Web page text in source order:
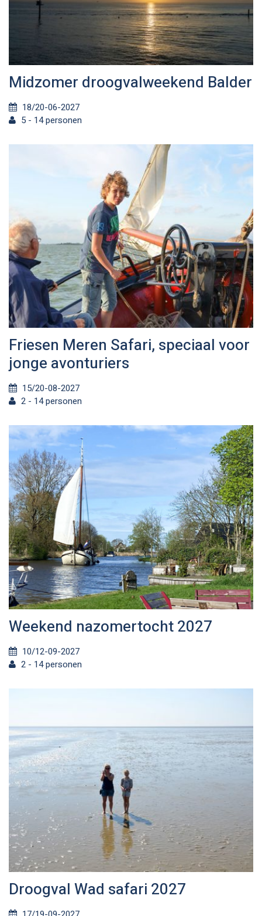
Midzomer droogvalweekend Balder
18/20-06-2027
5 - 14 personen
Friesen Meren Safari, speciaal voor
jonge avonturiers
15/20-08-2027
2 - 14 personen
Weekend nazomertocht 2027
10/12-09-2027
2 - 14 personen
Droogval Wad safari 2027